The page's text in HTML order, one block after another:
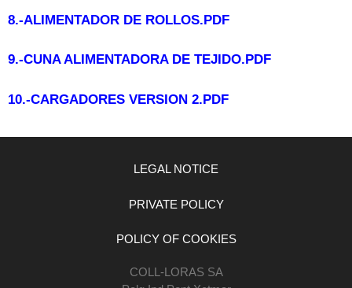
8.-ALIMENTADOR DE ROLLOS.PDF
9.-CUNA ALIMENTADORA DE TEJIDO.PDF
10.-CARGADORES VERSION 2.PDF
LEGAL NOTICE
PRIVATE POLICY
POLICY OF COOKIES
COLL-LORAS SA